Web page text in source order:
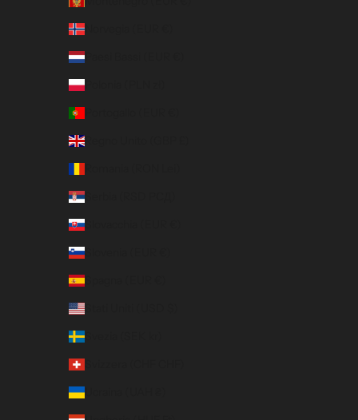
Norvegia (EUR €)
Paesi Bassi (EUR €)
Polonia (PLN zł)
Regno Unito (GBP £)
Serbia (RSD РСД)
Slovacchia (EUR €)
Slovenia (EUR €)
Spagna (EUR €)
Stati Uniti (USD $)
Svezia (SEK kr)
Ucraina (UAH ₴)